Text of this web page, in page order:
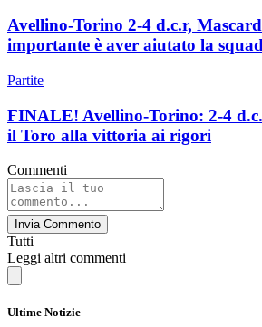
Avellino-Torino 2-4 d.c.r,
importante è aver aiutato la
Partite
FINALE! Avellino-Torino: 2-4
il Toro alla vittoria ai rigori
Commenti
Invia Commento
Tutti
Leggi altri commenti
Ultime Notizie